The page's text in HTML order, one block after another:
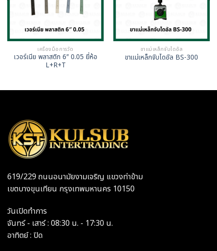
เครื่องมือการวัด
เวอร์เนีย พลาสติก 6″ 0.05 ยี่ห้อ
L+R+T
ขาแม่เหล็กจับไดอัล
ขาแม่เหล็กจับไดอัล BS-300
619/229 ถนนอนามัยงามเจริญ แขวงท่าข้าม
เขตบางขุนเทียน กรุงเทพมหานคร 10150
วันเปิดทำการ
จันทร์ - เสาร์ : 08:30 น. - 17:30 น.
อาทิตย์ : ปิด